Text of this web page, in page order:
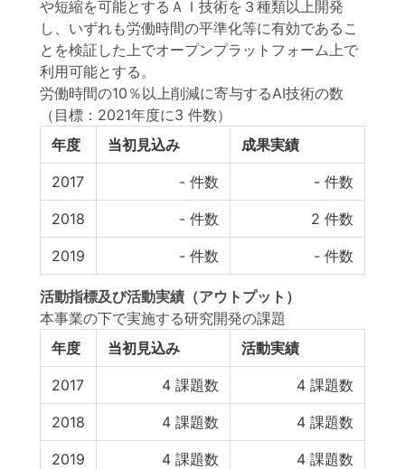
や短縮を可能とするＡＩ技術を３種類以上開発
し、いずれも労働時間の平準化等に有効であるこ
とを検証した上でオープンプラットフォーム上で
利用可能とする。
労働時間の10％以上削減に寄与するAI技術の数
（目標：2021年度に3 件数）
年度
当初見込み 成果実績
2017 - 件数 - 件数
2018 - 件数 2 件数
2019 - 件数 - 件数
活動指標及び活動実績 （アウトプット）
本事業の下で実施する研究開発の課題
年度
当初見込み 活動実績
2017 4 課題数 4 課題数
2018 4 課題数 4 課題数
2019 4 課題数 4 課題数